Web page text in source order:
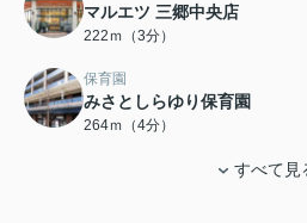
マルエツ 三郷中央店
222ｍ（3分）
保育園
みさとしらゆり保育園
264ｍ（4分）
すべて見